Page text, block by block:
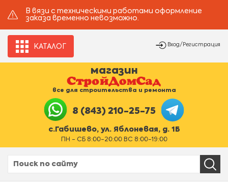
В вязи с техническими работами оформление
заказа временно невозможно.
КАТАЛОГ Вход/Регистрация
магазин
все для строительства и ремонта
8 (843) 210-25-75
с.Габишево, ул. Яблоневая, д. 1Б
ПН - СБ 8:00-20:00 ВС 8:00-19:00